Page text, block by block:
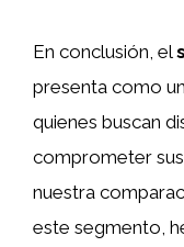
En conclusión, el
presenta como
quienes buscan
comprometer
nuestra
este segmento,